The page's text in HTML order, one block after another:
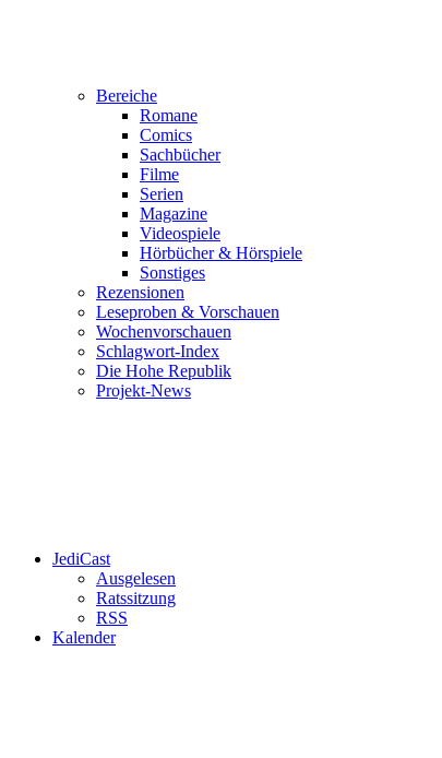
Bereiche
Romane
Comics
Sachbücher
Filme
Serien
Magazine
Videospiele
Hörbücher & Hörspiele
Sonstiges
Rezensionen
Leseproben & Vorschauen
Wochenvorschauen
Schlagwort-Index
Die Hohe Republik
Projekt-News
JediCast
Ausgelesen
Ratssitzung
RSS
Kalender